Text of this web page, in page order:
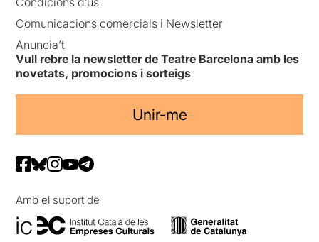
Comunicacions comercials i Newsletter
Anuncia’t
Vull rebre la newsletter de Teatre Barcelona amb les
novetats, promocions i sorteigs
Unir-me
Amb el suport de